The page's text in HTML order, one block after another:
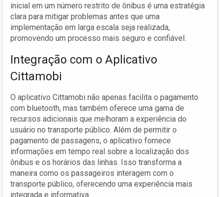
inicial em um número restrito de ônibus é uma estratégia
clara para mitigar problemas antes que uma
implementação em larga escala seja realizada,
promovendo um processo mais seguro e confiável.
Integração com o Aplicativo
Cittamobi
O aplicativo Cittamobi não apenas facilita o pagamento
com bluetooth, mas também oferece uma gama de
recursos adicionais que melhoram a experiência do
usuário no transporte público. Além de permitir o
pagamento de passagens, o aplicativo fornece
informações em tempo real sobre a localização dos
ônibus e os horários das linhas. Isso transforma a
maneira como os passageiros interagem com o
transporte público, oferecendo uma experiência mais
integrada e informativa.